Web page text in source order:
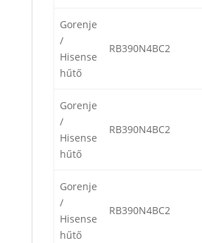
Gorenje
/
Hisense
hűtő
RB390N4BC2
Gorenje
/
Hisense
hűtő
RB390N4BC2
Gorenje
/
Hisense
hűtő
RB390N4BC2